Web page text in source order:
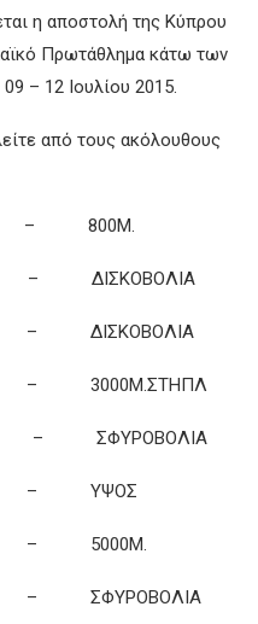
η αποστολή της Κύπρου
Πρωτάθλημα κάτω των
– 12 Ιουλίου 2015.
από τους ακόλουθους
– 800Μ.
ΔΙΣΚΟΒΟΛΙΑ
ΔΙΣΚΟΒΟΛΙΑ
3000Μ.ΣΤΗΠΛ
– ΣΦΥΡΟΒΟΛΙΑ
– ΥΨΟΣ
– 5000Μ.
ΣΦΥΡΟΒΟΛΙΑ